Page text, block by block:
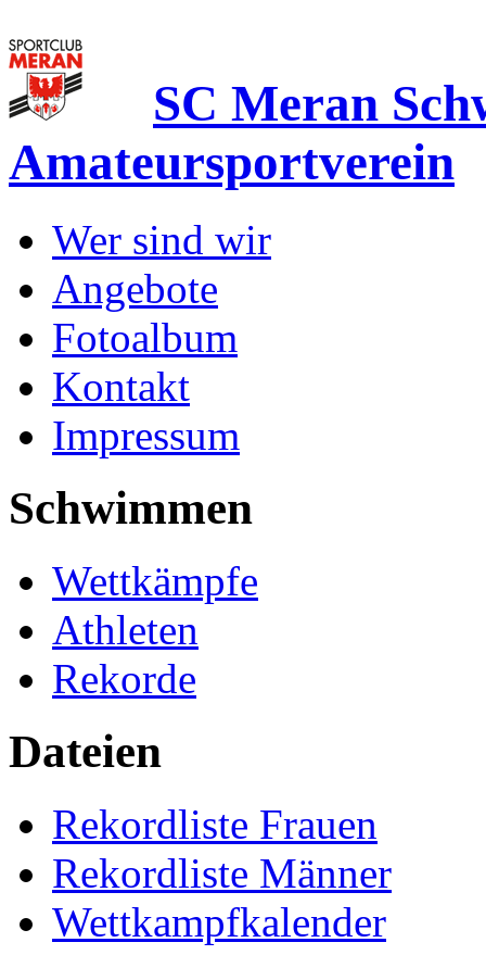
SC Meran
Amateursportverein
Wer sind wir
Angebote
Fotoalbum
Kontakt
Impressum
Schwimmen
Wettkämpfe
Athleten
Rekorde
Dateien
Rekordliste Frauen
Rekordliste Männer
Wettkampfkalender